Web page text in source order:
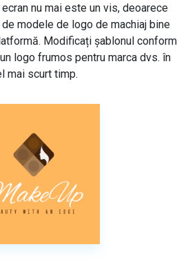
nu mai este un vis, deoarece
modele de logo de machiaj bine
Modificați șablonul conform
logo frumos pentru marca dvs. în
mai scurt timp.